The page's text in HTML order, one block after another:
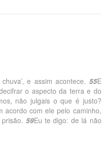
e assim acontece. 55E
o aspecto da terra e do
não julgais o que é justo?
acordo com ele pelo caminho,
59Eu te digo: de lá não